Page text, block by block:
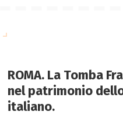
ROMA. La Tomba
nel patrimonio
italiano.